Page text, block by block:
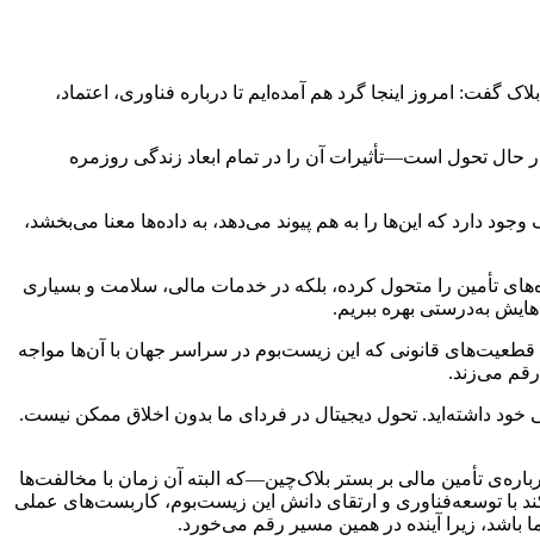
امروز اینجا گرد هم آمده‌ایم تا درباره‌ فناوری، اعتماد،
تحول است—تأثیرات آن را در تمام ابعاد زندگی روزمره
که این‌ها را به هم پیوند می‌دهد، به داده‌ها معنا می‌بخشد،
تأمین را متحول کرده، بلکه در خدمات مالی، سلامت و بسیاری
به‌درستی بهره ببریم.
قانونی که این زیست‌بوم در سراسر جهان با آن‌ها مواجه
می‌زند.
خود داشته‌اید. تحول دیجیتال در فردای ما بدون اخلاق ممکن نیست.
کارآفرینی دانشگاه تهران درباره‌ی تأمین مالی بر بستر بلاک‌چین—که البته آن زمان با مخالفت‌ها
توسعه‌فناوری و ارتقای دانش این زیست‌بوم، کاربست‌های عملی
باشد، زیرا آینده در همین مسیر رقم می‌خورد.